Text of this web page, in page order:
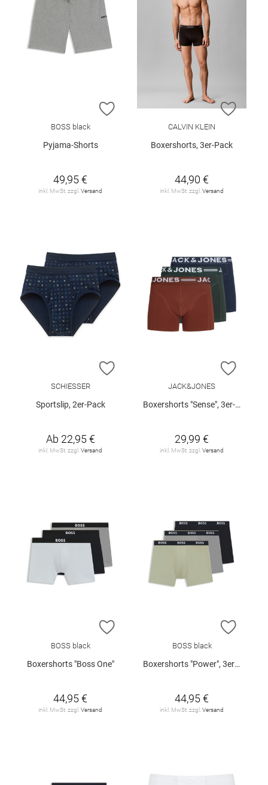
ZUR WUNSCHLISTE HINZUFÜGEN
BOSS black
Pyjama-Shorts
49,95 €
inkl. MwSt. zzgl. Versand
ZUR
CALVIN KLEIN
Boxershorts, 3er-Pack
44,90 €
inkl. MwSt. zzgl. Versand
ZUR WUNSCHLISTE HINZUFÜGEN
SCHIESSER
Sportslip, 2er-Pack
Ab 22,95 €
inkl. MwSt. zzgl. Versand
ZUR
JACK&JONES
Boxershorts "Sense", 3er-Pack
29,99 €
inkl. MwSt. zzgl. Versand
ZUR WUNSCHLISTE HINZUFÜGEN
BOSS black
Boxershorts "Boss One"
44,95 €
inkl. MwSt. zzgl. Versand
ZUR
BOSS black
Boxershorts "Power", 3er-Pack
44,95 €
inkl. MwSt. zzgl. Versand